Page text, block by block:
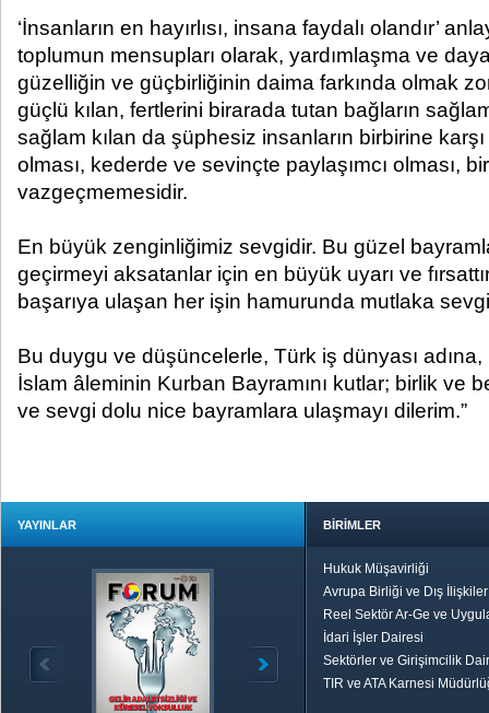
‘İnsanların en hayırlısı, insana faydalı olandır’
toplumun mensupları olarak, yardımlaşma ve
güzelliğin ve güçbirliğinin daima farkında olmak
güçlü kılan, fertlerini birarada tutan bağların
sağlam kılan da şüphesiz insanların birbirine
olması, kederde ve sevinçte paylaşımcı olması,
vazgeçmemesidir.
En büyük zenginliğimiz sevgidir. Bu güzel
geçirmeyi aksatanlar için en büyük uyarı ve
başarıya ulaşan her işin hamurunda mutlaka
Bu duygu ve düşüncelerle, Türk iş dünyası
İslam âleminin Kurban Bayramını kutlar; birlik ve
ve sevgi dolu nice bayramlara ulaşmayı dilerim.”
YAYINLAR BİRİMLER
Hukuk Müşavirliği
Avrupa Birliği ve Dış
Reel Sektör Ar-Ge ve
İdari İşler Dairesi
Sektörler ve Girişimcilik
TIR ve ATA Karnesi